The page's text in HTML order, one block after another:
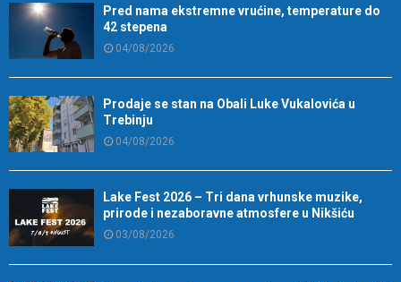
Pred nama ekstremne vrućine, temperature do
42 stepena
04/08/2026
Prodaje se stan na Obali Luke Vukalovića u
Trebinju
04/08/2026
Lake Fest 2026 – Tri dana vrhunske muzike,
prirode i nezaboravne atmosfere u Nikšiću
03/08/2026